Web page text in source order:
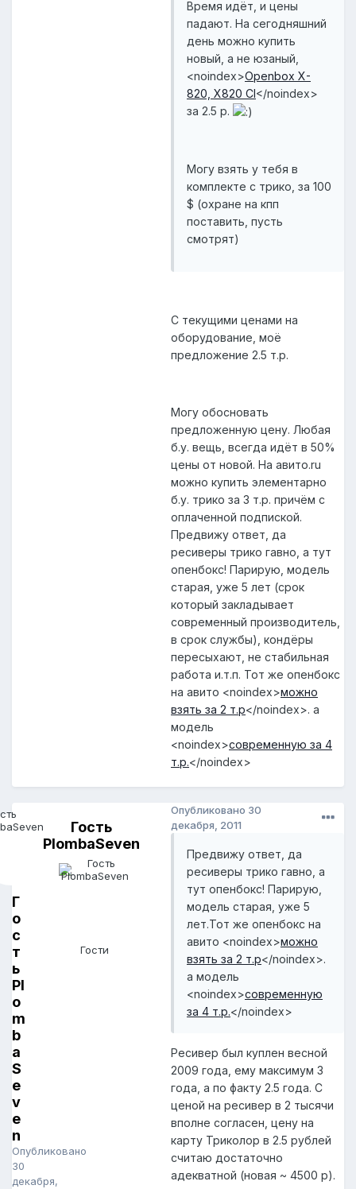
Время идёт, и цены
падают. На сегодняшний
день можно купить
новый, а не юзаный,
<noindex>Openbox X-
820, X820 CI</noindex>
за 2.5 р.
Могу взять у тебя в
комплекте с трико, за 100
$ (охране на кпп
поставить, пусть
смотрят)
С текущими ценами на
оборудование, моё
предложение 2.5 т.р.
Могу обосновать
предложенную цену. Любая
б.у. вещь, всегда идёт в 50%
цены от новой. На авито.ru
можно купить элементарно
б.у. трико за 3 т.р. причём с
оплаченной подпиской.
Предвижу ответ, да
ресиверы трико гавно, а тут
опенбокс! Парирую, модель
старая, уже 5 лет (срок
который закладывает
современный производитель,
в срок службы), кондёры
пересыхают, не стабильная
работа и.т.п. Тот же опенбокс
на авито <noindex>можно
взять за 2 т.р</noindex>. а
модель
<noindex>современную за 4
т.р.</noindex>
Г
о
с
т
ь
Pl
o
m
b
a
S
e
v
e
n
Опубликовано
30
декабря,
Гость
PlombaSeven
Гости
Опубликовано 30
декабря, 2011
Предвижу ответ, да
ресиверы трико гавно, а
тут опенбокс! Парирую,
модель старая, уже 5
лет.Тот же опенбокс на
авито <noindex>можно
взять за 2 т.р</noindex>.
а модель
<noindex>современную
за 4 т.р.</noindex>
Ресивер был куплен весной
2009 года, ему максимум 3
года, а по факту 2.5 года. С
ценой на ресивер в 2 тысячи
вполне согласен, цену на
карту Триколор в 2.5 рублей
считаю достаточно
адекватной (новая ~ 4500 р).